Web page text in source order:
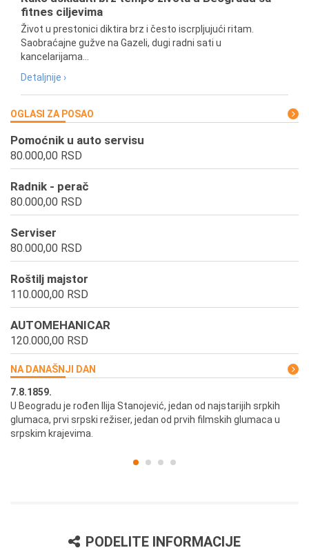
fitnes ciljevima
Život u prestonici diktira brz i često iscrpljujući ritam.
Saobraćajne gužve na Gazeli, dugi radni sati u
kancelarijama...
Detaljnije ›
OGLASI ZA POSAO
Pomoćnik u auto servisu
80.000,00 RSD
Radnik - perač
80.000,00 RSD
Serviser
80.000,00 RSD
Roštilj majstor
110.000,00 RSD
AUTOMEHANICAR
120.000,00 RSD
NA DANAŠNJI DAN
7.8.1859.
U Beogradu je rođen Ilija Stanojević, jedan od najstarijih srpkih
glumaca, prvi srpski režiser, jedan od prvih filmskih glumaca u
srpskim krajevima.
PODELITE INFORMACIJE